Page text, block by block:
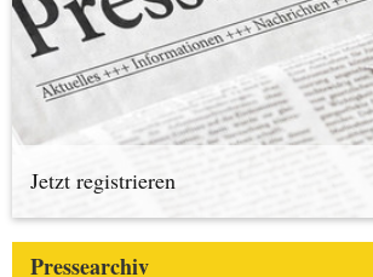
Jetzt registrieren
Pressearchiv